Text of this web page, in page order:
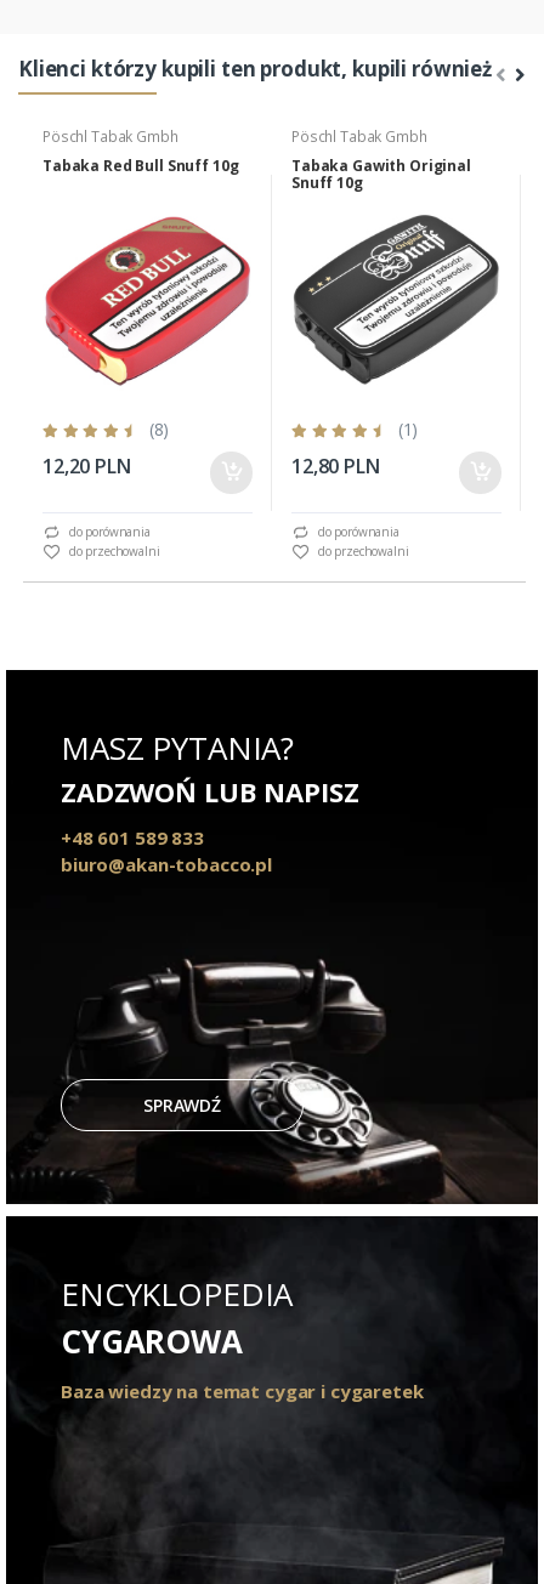
Klienci którzy kupili ten produkt, kupili również
Pöschl Tabak Gmbh
Tabaka Red Bull Snuff 10g
(8)
12,20 PLN
do porównania
do przechowalni
Pöschl Tabak Gmbh
Tabaka Gawith Original
Snuff 10g
(1)
12,80 PLN
do porównania
do przechowalni
MASZ PYTANIA?
ZADZWOŃ LUB NAPISZ
+48 601 589 833
biuro@akan-tobacco.pl
SPRAWDŹ
ENCYKLOPEDIA
CYGAROWA
Baza wiedzy na temat cygar i cygaretek